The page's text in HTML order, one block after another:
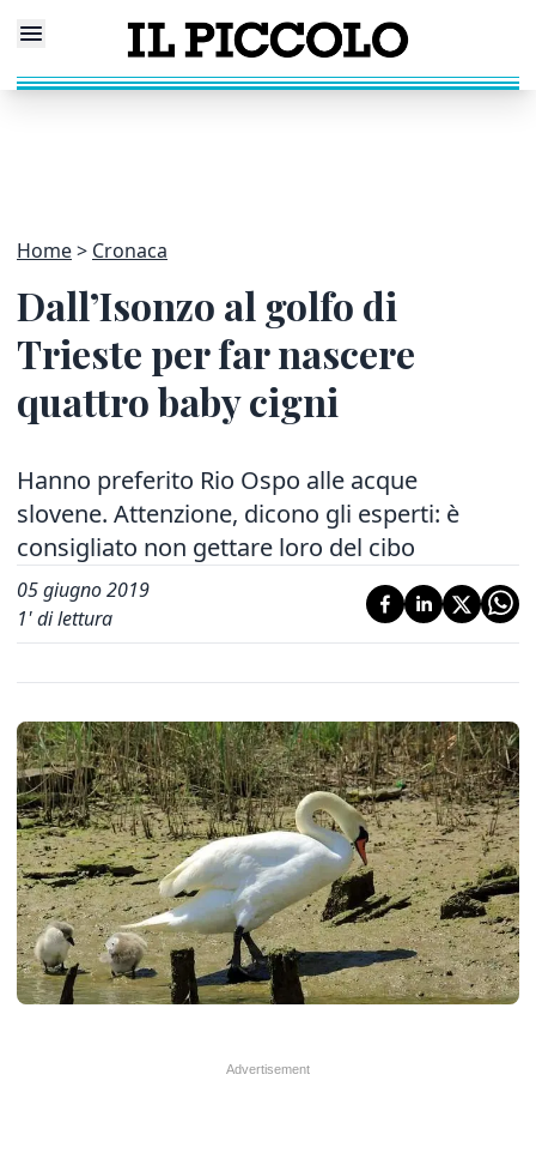
Home Cronaca
Dall’Isonzo al golfo di
Trieste per far nascere
quattro baby cigni
Hanno preferito Rio Ospo alle acque
slovene. Attenzione, dicono gli esperti: è
consigliato non gettare loro del cibo
05 giugno 2019
1' di lettura